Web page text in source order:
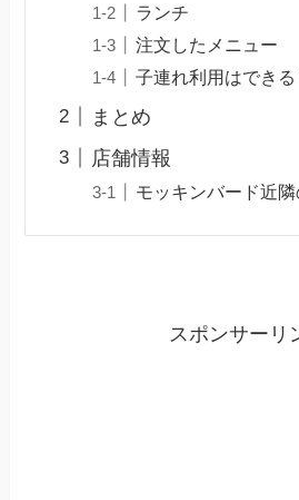
ランチ
注文したメニュー
子連れ利用はできる
まとめ
店舗情報
モッキンバード近
スポンサーリ